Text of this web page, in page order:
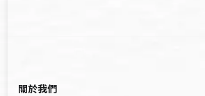
關於我們